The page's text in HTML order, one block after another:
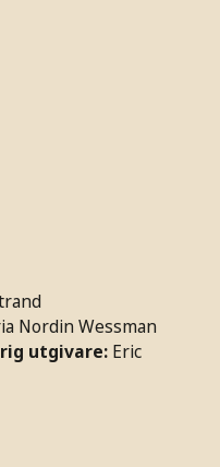
Nordin Wessman
utgivare: Eric